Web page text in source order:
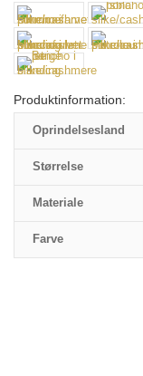
Produktinformation:
Oprindelsesland
Størrelse
Materiale
Farve